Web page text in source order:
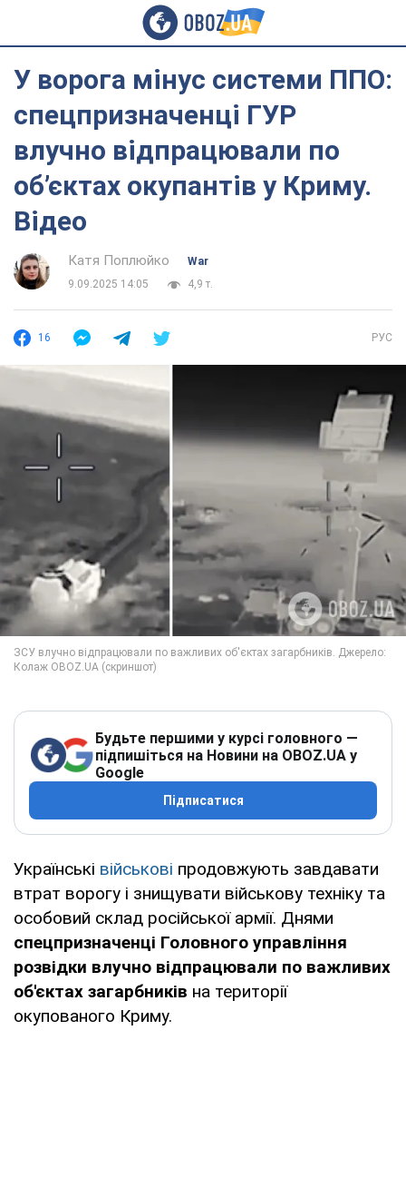
У ворога мінус системи ППО:
спецпризначенці ГУР
влучно відпрацювали по
об’єктах окупантів у Криму.
Відео
Катя Поплюйко
War
9.09.2025 14:05
4,9 т.
16 РУС
Будьте першими у курсі головного —
підпишіться на Новини на OBOZ.UA у
Google
Підписатися
Українські військові продовжують завдавати
втрат ворогу і знищувати військову техніку та
особовий склад російської армії. Днями
спецпризначенці Головного управління
розвідки влучно відпрацювали по важливих
об'єктах загарбників на території
окупованого Криму.